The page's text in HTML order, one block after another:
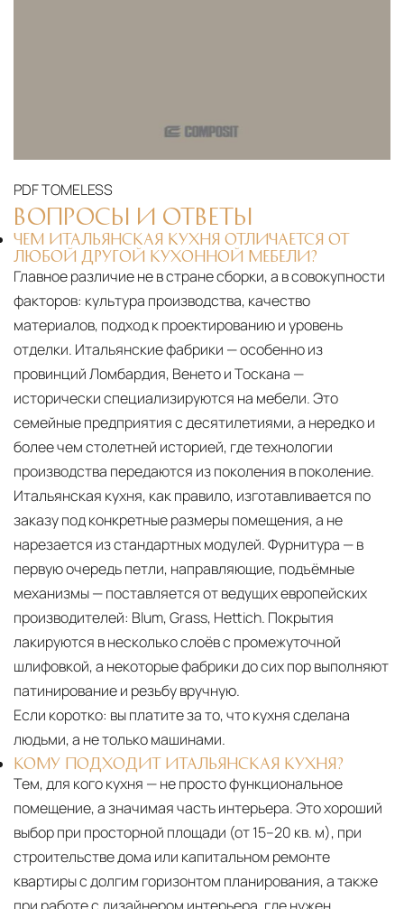
PDFTOMELESS
ВОПРОСЫ И ОТВЕТЫ
ЧЕМ ИТАЛЬЯНСКАЯ КУХНЯ ОТЛИЧАЕТСЯ ОТ
ЛЮБОЙ ДРУГОЙ КУХОННОЙ МЕБЕЛИ?
Главное различие не в стране сборки, а в совокупности
факторов: культура производства, качество
материалов, подход к проектированию и уровень
отделки. Итальянские фабрики — особенно из
провинций Ломбардия, Венето и Тоскана —
исторически специализируются на мебели. Это
семейные предприятия с десятилетиями, а нередко и
более чем столетней историей, где технологии
производства передаются из поколения в поколение.
Итальянская кухня, как правило, изготавливается по
заказу под конкретные размеры помещения, а не
нарезается из стандартных модулей. Фурнитура — в
первую очередь петли, направляющие, подъёмные
механизмы — поставляется от ведущих европейских
производителей: Blum, Grass, Hettich. Покрытия
лакируются в несколько слоёв с промежуточной
шлифовкой, а некоторые фабрики до сих пор выполняют
патинирование и резьбу вручную.
Если коротко: вы платите за то, что кухня сделана
людьми, а не только машинами.
КОМУ ПОДХОДИТ ИТАЛЬЯНСКАЯ КУХНЯ?
Тем, для кого кухня — не просто функциональное
помещение, а значимая часть интерьера. Это хороший
выбор при просторной площади (от 15–20 кв. м), при
строительстве дома или капитальном ремонте
квартиры с долгим горизонтом планирования, а также